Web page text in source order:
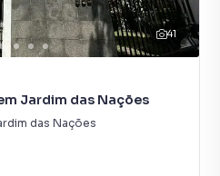
41
Jardim das Nações
das Nações